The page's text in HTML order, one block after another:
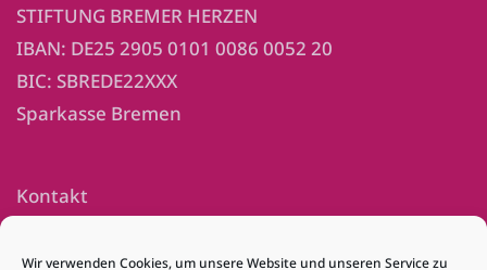
Wir verwenden Cookies, um unsere Website und unseren Service zu
STIFTUNG BREMER HERZEN
IBAN: DE25 2905 0101 0086 0052 20
BIC: SBREDE22XXX
Sparkasse Bremen
Kontakt